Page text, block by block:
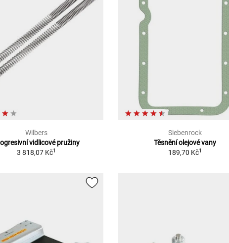
Wilbers
vidlicové pružiny
3 818,07 Kč1
Siebenrock
Těsnění olejové vany
189,70 Kč1